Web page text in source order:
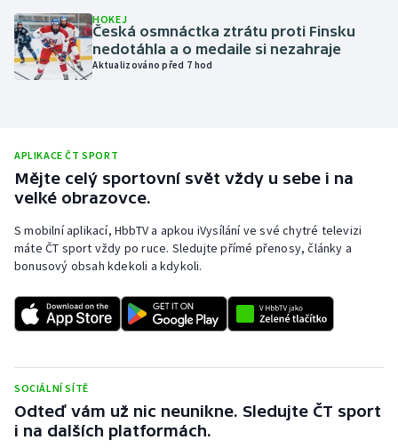
Olympijské hry
Parasport
Ragby
Rychlobruslení
Rychlostní kanoistika
Short track
Stolní tenis
Triatlon
HOKEJ
Česká osmnáctka ztrátu proti Finsku
nedotáhla a o medaile si nezahraje
Aktualizováno před 7 hod
APLIKACE ČT SPORT
Mějte celý sportovní svět vždy u sebe i na
velké obrazovce.
S mobilní aplikací, HbbTV a apkou iVysílání ve své chytré televizi
máte ČT sport vždy po ruce. Sledujte přímé přenosy, články a
bonusový obsah kdekoli a kdykoli.
SOCIÁLNÍ SÍTĚ
Odteď vám už nic neunikne. Sledujte ČT sport
i na dalších platformách.